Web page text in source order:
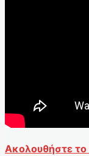
Ακολουθήστε